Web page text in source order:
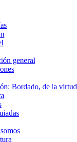
general
Bordado, de la virtud